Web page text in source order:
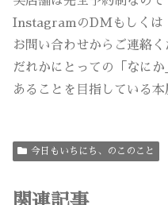
InstagramのDMもしくは
お問い合わせからご連絡く
だれかにとっての「なにか
あることを目指している本
今日もいちにち、のこのこと
関連記事